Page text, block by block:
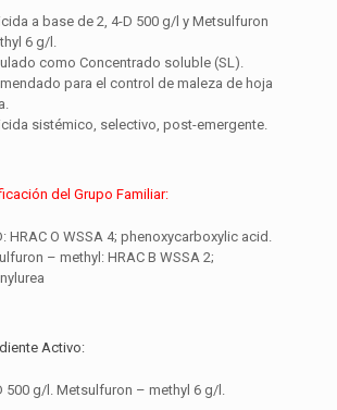
a base de 2, 4-D 500 g/l y Metsulfuron
6 g/l.
como Concentrado soluble (SL).
para el control de maleza de hoja
sistémico, selectivo, post-emergente.
del Grupo Familiar:
HRAC O WSSA 4; phenoxycarboxylic acid.
– methyl: HRAC B WSSA 2;
Activo:
500 g/l. Metsulfuron – methyl 6 g/l.